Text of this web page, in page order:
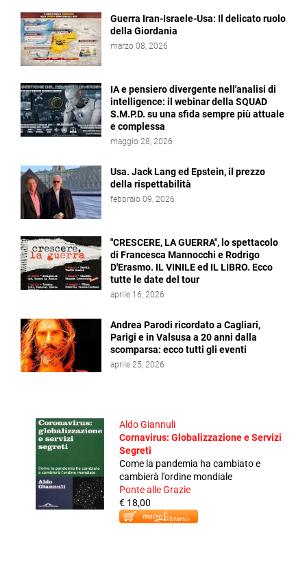
Guerra Iran-Israele-Usa: Il delicato ruolo
della Giordania
marzo 08, 2026
IA e pensiero divergente nell'analisi di
intelligence: il webinar della SQUAD
S.M.P.D. su una sfida sempre più attuale
e complessa
maggio 28, 2026
Usa. Jack Lang ed Epstein, il prezzo
della rispettabilità
febbraio 09, 2026
"CRESCERE, LA GUERRA", lo spettacolo
di Francesca Mannocchi e Rodrigo
D'Erasmo. IL VINILE ed IL LIBRO. Ecco
tutte le date del tour
aprile 16, 2026
Andrea Parodi ricordato a Cagliari,
Parigi e in Valsusa a 20 anni dalla
scomparsa: ecco tutti gli eventi
aprile 25, 2026
Aldo Giannuli
Cornavirus: Globalizzazione e Servizi
Segreti
Come la pandemia ha cambiato e
cambierà l'ordine mondiale
Ponte alle Grazie
€ 18,00